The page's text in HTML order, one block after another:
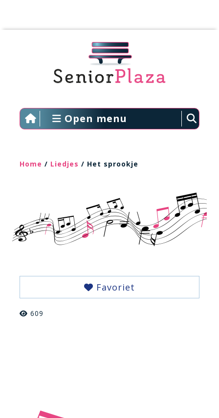
Open menu
Home / Liedjes / Het sprookje
Favoriet
609